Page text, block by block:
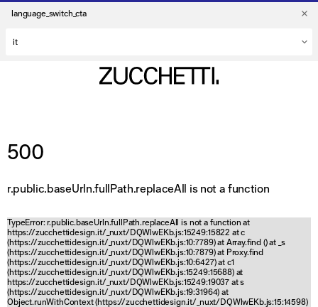
language_switch_cta
500
r.public.baseUrln.fullPath.replaceAll is not a function
TypeError: r.public.baseUrln.fullPath.replaceAll is not a function at
https://zucchettidesign.it/_nuxt/DQWlwEKb.js:15249:15822 at c
(https://zucchettidesign.it/_nuxt/DQWlwEKb.js:10:7789) at Array.find () at _s
(https://zucchettidesign.it/_nuxt/DQWlwEKb.js:10:7879) at Proxy.find
(https://zucchettidesign.it/_nuxt/DQWlwEKb.js:10:6427) at c1
(https://zucchettidesign.it/_nuxt/DQWlwEKb.js:15249:15688) at
https://zucchettidesign.it/_nuxt/DQWlwEKb.js:15249:19037 at s
(https://zucchettidesign.it/_nuxt/DQWlwEKb.js:19:31964) at
Object.runWithContext (https://zucchettidesign.it/_nuxt/DQWlwEKb.js:15:14598)